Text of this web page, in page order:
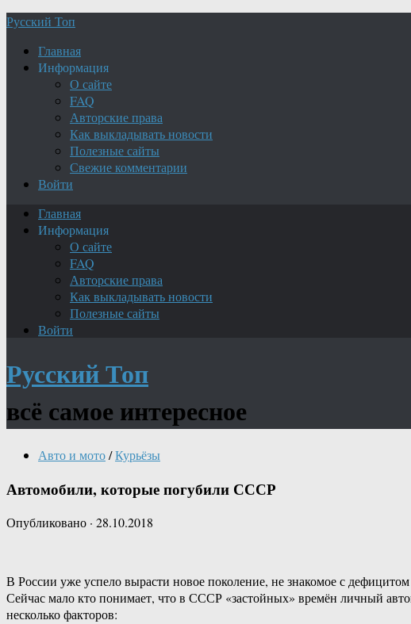
Русский Топ
Главная
Информация
О сайте
FAQ
Авторские права
Как выкладывать новости
Полезные сайты
Свежие комментарии
Войти
Главная
Информация
О сайте
FAQ
Авторские права
Как выкладывать новости
Полезные сайты
Войти
Русский Топ
всё самое интересное
Авто и мото/Курьёзы
Автомобили, которые погубили СССР
Опубликовано · 28.10.2018
В России уже успело вырасти новое поколение, не знакомое с
Сейчас мало кто понимает, что в СССР «застойных» времён личный
несколько факторов: